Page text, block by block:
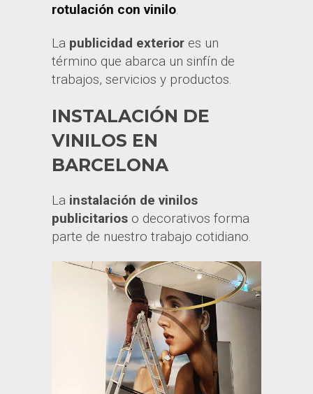
rotulación con vinilo
La publicidad exterior es un
término que abarca un sinfín de
trabajos, servicios y productos.
INSTALACIÓN DE
VINILOS EN
BARCELONA
La instalación de vinilos
publicitarios o decorativos forma
parte de nuestro trabajo cotidiano.